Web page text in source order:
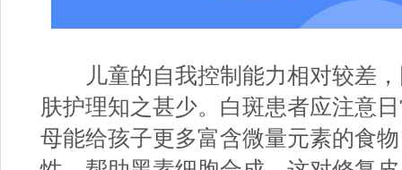
儿童的自我控制能力相对较差，
肤护理知之甚少。白斑患者应注意
母能给孩子更多富含微量元素的食